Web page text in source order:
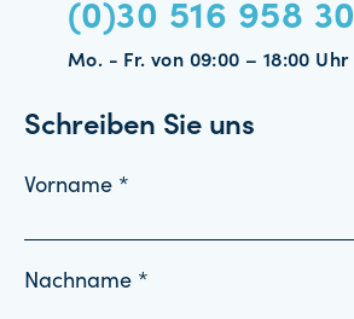
(0)30 516 958 30
Mo. - Fr. von 09:00 – 18:00 Uhr
Schreiben Sie uns
Vorname *
Nachname *